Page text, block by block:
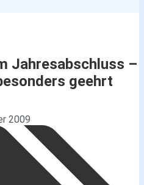
Jahresabschluss –
geehrt
2009